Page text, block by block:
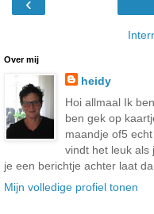
Over mij
heidy
Hoi allmaal Ik
ben gek op
maandje of5
vindt het leuk als
je een berichtje achter laat
Mijn volledige profiel tonen